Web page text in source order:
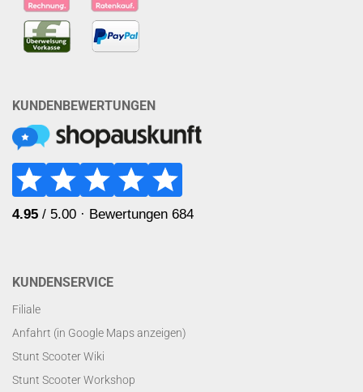
KUNDENBEWERTUNGEN
KUNDENSERVICE
Filiale
Anfahrt (in Google Maps anzeigen)
Stunt Scooter Wiki
Stunt Scooter Workshop